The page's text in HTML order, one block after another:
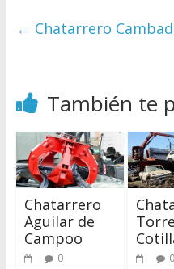
← Chatarrero
También te
Chatarrero
Aguilar de
Campoo
0 0